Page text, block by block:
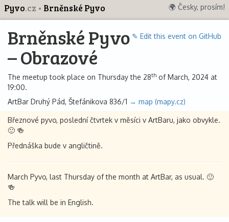
Pyvo.cz Brněnské Pyvo 🌍 Česky, prosím!
✎ Edit this event on GitHub
Brněnské Pyvo
– Obrazové
The meetup took place on Thursday the 28th of March, 2024 at
19:00.
ArtBar Druhý Pád, Štefánikova 836/1 → map (mapy.cz)
Březnové pyvo, poslední čtvrtek v měsíci v ArtBaru, jako obvykle.
🙂 🍻
Přednáška bude v angličtině.
March Pyvo, last Thursday of the month at ArtBar, as usual. 🙂
🍻
The talk will be in English.